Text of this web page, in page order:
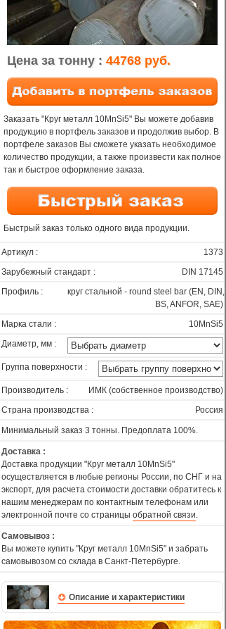
Цена за тонну : 44768 руб.
Заказать "Круг металл 10MnSi5" Вы можете добавив
продукцию в портфель заказов и продолжив выбор. В
портфеле заказов Вы сможете указать необходимое
количество продукции, а также произвести как полное
так и быстрое оформление заказа.
Быстрый заказ только одного вида продукции.
Артикул :
1373
Зарубежный стандарт :
DIN 17145
Профиль :
круг стальной - round steel bar (EN, DIN,
BS, ANFOR, SAE)
Марка стали :
10MnSi5
Диаметр, мм :
Группа поверхности :
Производитель :
ИМК (собственное производство)
Страна производства :
Россия
Минимальный заказ 3 тонны. Предоплата 100%.
Доставка :
Доставка продукции "Круг металл 10MnSi5"
осуществляется в любые регионы России, по СНГ и на
экспорт, для расчета стоимости доставки обратитесь к
нашим менеджерам по контактным телефонам или
электронной почте со страницы обратной связи.
Самовывоз :
Вы можете купить "Круг металл 10MnSi5" и забрать
самовывозом со склада в Санкт-Петербурге.
Описание и характеристики